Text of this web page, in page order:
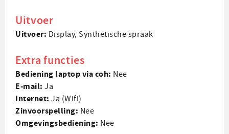
Uitvoer
Uitvoer: Display, Synthetische spraak
Extra functies
Bediening laptop via coh: Nee
E-mail: Ja
Internet: Ja (Wifi)
Zin­voorspelling: Nee
Omgevings­bediening: Nee